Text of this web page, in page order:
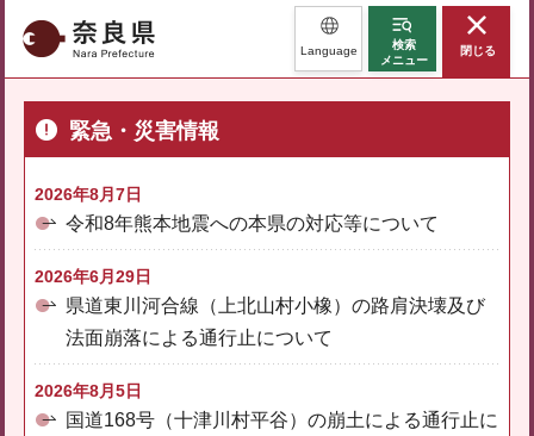
奈良県 Language
検索
メニュー
閉じる
緊急・災害情報
2026年8月7日
令和8年熊本地震への本県の対応等について
2026年6月29日
県道東川河合線（上北山村小橡）の路肩決壊及び
法面崩落による通行止について
2026年8月5日
国道168号（十津川村平谷）の崩土による通行止に